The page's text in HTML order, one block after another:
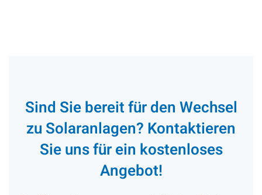
Sind Sie bereit für den Wechsel
zu Solaranlagen? Kontaktieren
Sie uns für ein kostenloses
Angebot!